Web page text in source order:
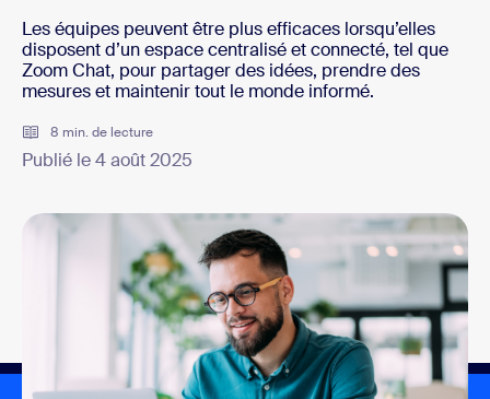
Les équipes peuvent être plus efficaces lorsqu’elles
disposent d’un espace centralisé et connecté, tel que
Zoom Chat, pour partager des idées, prendre des
mesures et maintenir tout le monde informé.
8 min. de lecture
Publié le 4 août 2025